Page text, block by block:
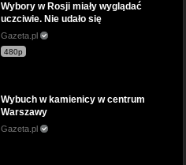
Wybory w Rosji miały wyglądać
uczciwie. Nie udało się
Gazeta.pl
480p
Wybuch w kamienicy w centrum
Warszawy
Gazeta.pl